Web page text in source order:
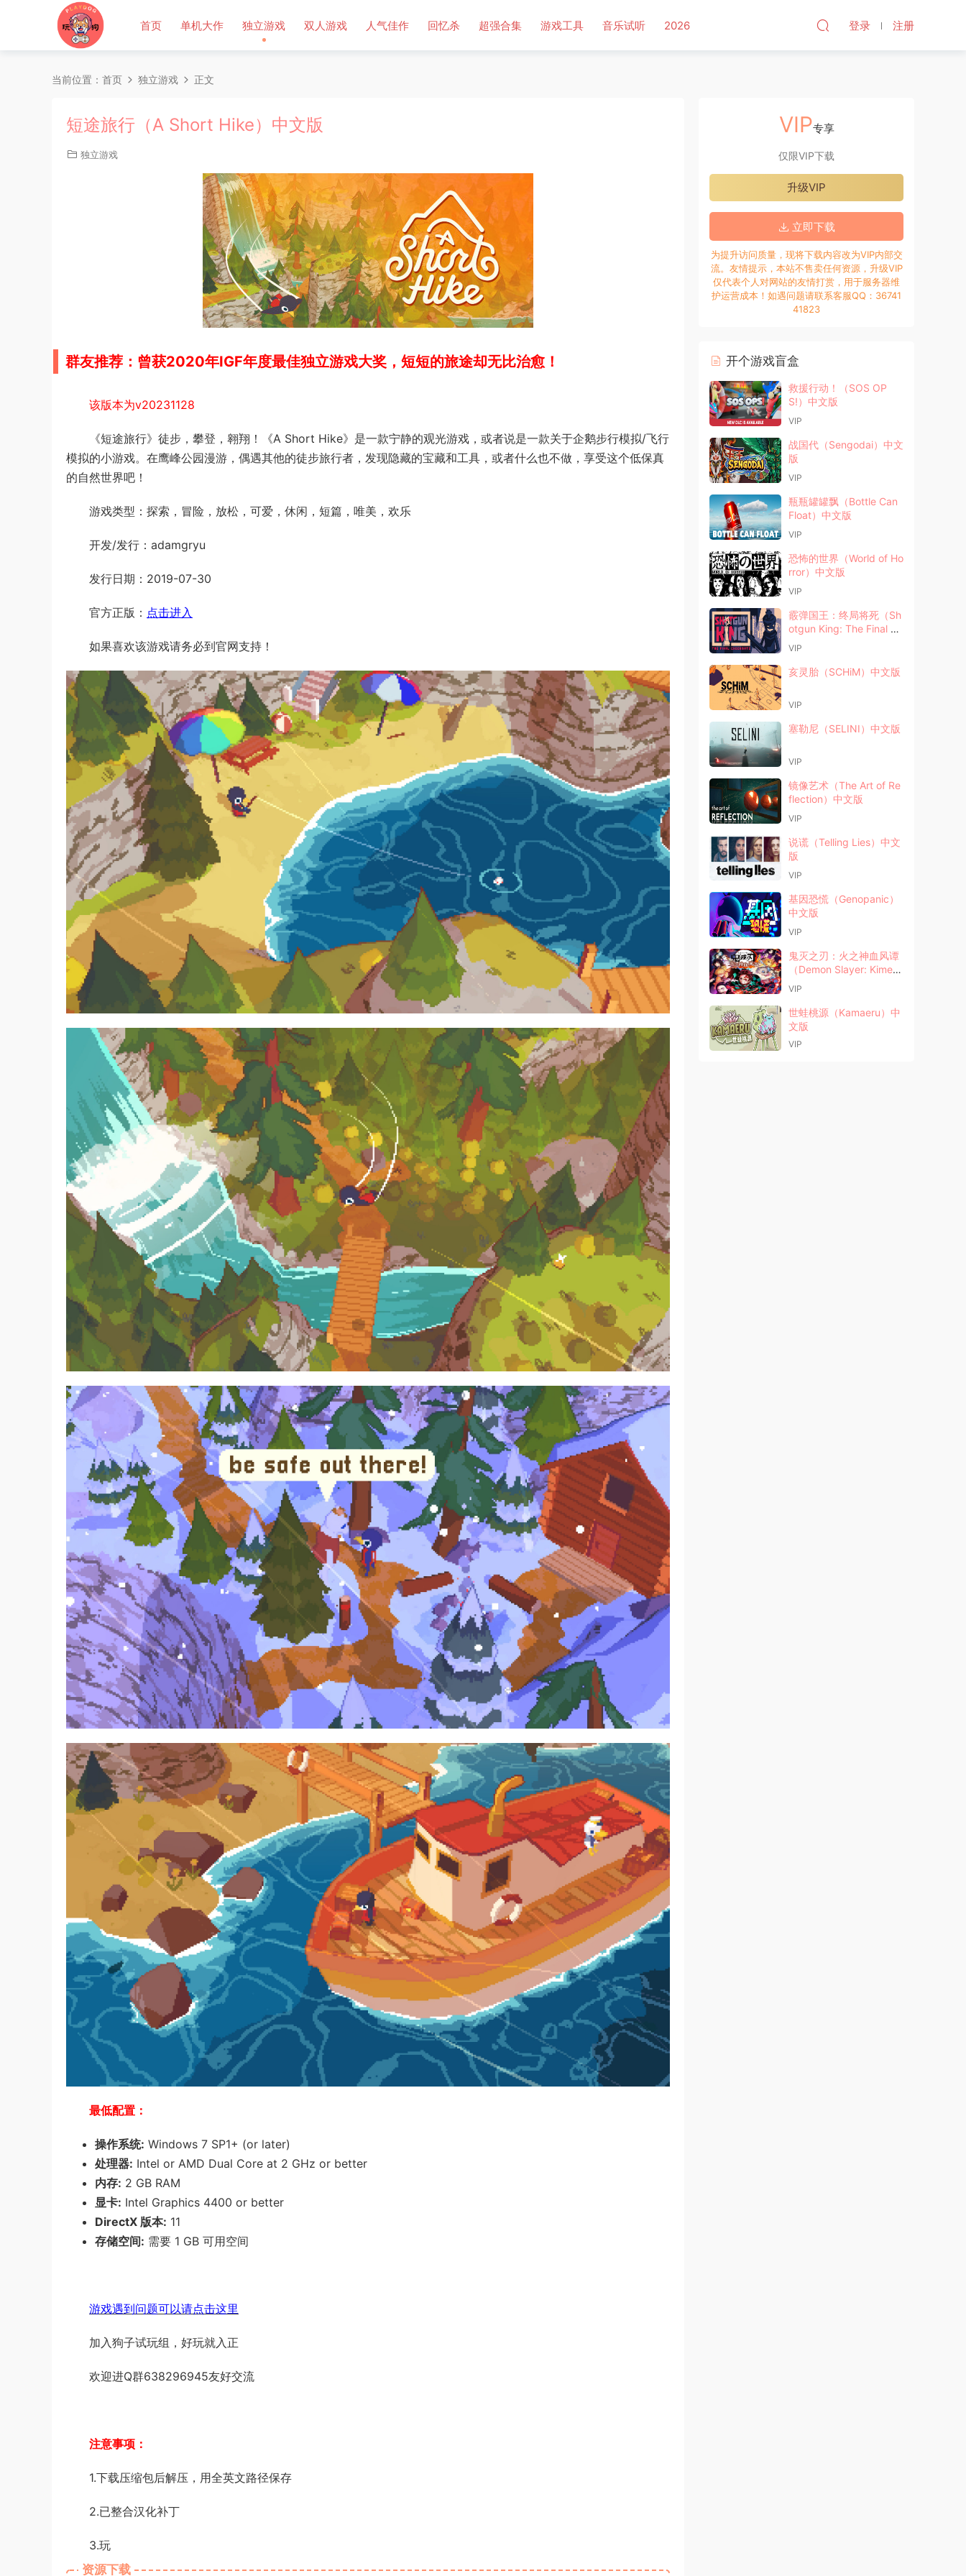
首页 单机大作 独立游戏 双人游戏 人气佳作 回忆杀 超强合集 游戏工具 音乐试听 2026 登录 注册
当前位置： 首页 独立游戏 正文
短途旅行（A Short Hike）中文版
独立游戏
群友推荐：曾获2020年IGF年度最佳独立游戏大奖，短短的旅途却无比治愈！
该版本为v20231128
《短途旅行》徒步，攀登，翱翔！《A Short Hike》是一款宁静的观光游戏，或者说是一款关于企鹅步行模拟/飞行
模拟的小游戏。在鹰峰公园漫游，偶遇其他的徒步旅行者，发现隐藏的宝藏和工具，或者什么也不做，享受这个低保真
的自然世界吧！
游戏类型：探索，冒险，放松，可爱，休闲，短篇，唯美，欢乐
开发/发行：adamgryu
发行日期：2019-07-30
官方正版： 点击进入
如果喜欢该游戏请务必到官网支持！
最低配置：
操作系统: Windows 7 SP1+ (or later)
处理器: Intel or AMD Dual Core at 2 GHz or better
内存: 2 GB RAM
显卡: Intel Graphics 4400 or better
DirectX 版本: 11
存储空间: 需要 1 GB 可用空间
游戏遇到问题可以请点击这里
加入狗子试玩组，好玩就入正
欢迎进Q群638296945友好交流
注意事项：
1.下载压缩包后解压，用全英文路径保存
2.已整合汉化补丁
3.玩
资源下载
VIP专享
仅限VIP下载
升级VIP
立即下载
为提升访问质量，现将下载内容改为VIP内部交
流。友情提示，本站不售卖任何资源，升级VIP
仅代表个人对网站的友情打赏，用于服务器维
护运营成本！如遇问题请联系客服QQ：36741
41823
开个游戏盲盒
救援行动！（SOS OP
S!）中文版
VIP
战国代（Sengodai）中文
版
VIP
瓶瓶罐罐飘（Bottle Can
Float）中文版
VIP
恐怖的世界（World of Ho
rror）中文版
VIP
霰弹国王：终局将死（Sh
otgun King: The Final Ch
eckmate）中文版
VIP
亥灵胎（SCHiM）中文版
VIP
塞勒尼（SELINI）中文版
VIP
镜像艺术（The Art of Re
flection）中文版
VIP
说谎（Telling Lies）中文
版
VIP
基因恐慌（Genopanic）
中文版
VIP
鬼灭之刃：火之神血风谭
（Demon Slayer: Kimets
u no Yaiba）中文版
VIP
世蛙桃源（Kamaeru）中
文版
VIP